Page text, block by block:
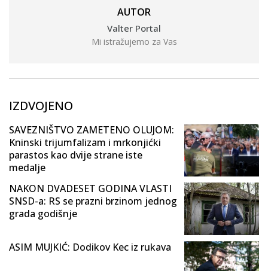
AUTOR
Valter Portal
Mi istražujemo za Vas
IZDVOJENO
SAVEZNIŠTVO ZAMETENO OLUJOM:
Kninski trijumfalizam i mrkonjićki
parastos kao dvije strane iste
medalje
NAKON DVADESET GODINA VLASTI
SNSD-a: RS se prazni brzinom jednog
grada godišnje
ASIM MUJKIĆ: Dodikov Kec iz rukava